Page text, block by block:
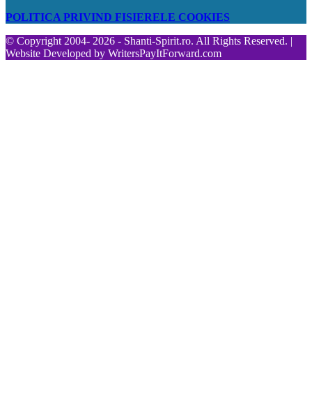
POLITICA PRIVIND FISIERELE COOKIES
© Copyright 2004- 2026 - Shanti-Spirit.ro. All Rights Reserved. |
Website Developed by WritersPayItForward.com